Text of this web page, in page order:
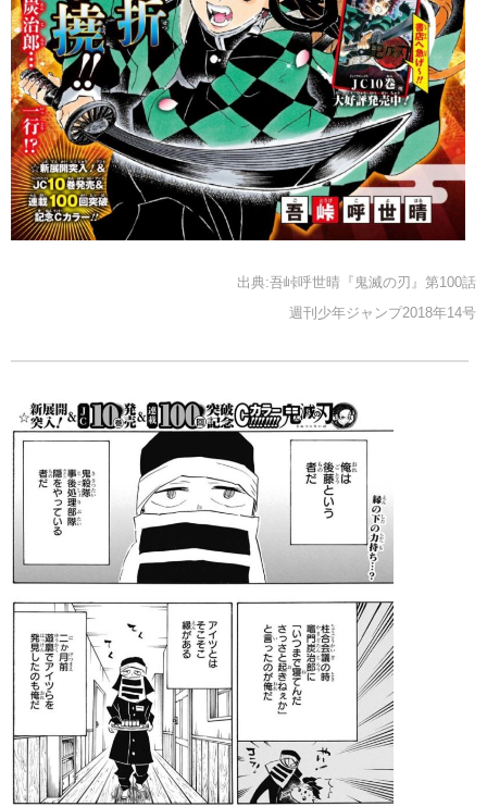
出典:吾峠呼世晴『鬼滅の刃』第100話
週刊少年ジャンプ2018年14号